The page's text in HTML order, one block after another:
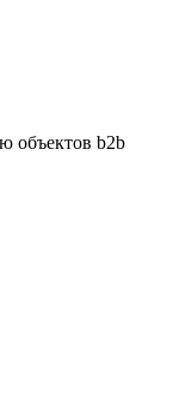
объектов b2b